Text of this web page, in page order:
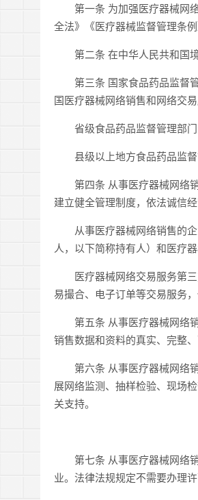
第一条 为加强医疗器械网络
全法》《医疗器械监督管理条
第二条 在中华人民共和国境
第三条 国家食品药品监督管
国医疗器械网络销售和网络交易
省级食品药品监督管理部门
县级以上地方食品药品监督
第四条 从事医疗器械网络销
建立健全管理制度，依法诚信
从事医疗器械网络销售的企
人，以下简称持有人）和医疗器
医疗器械网络交易服务第三
易撮合、电子订单等交易服务
第五条 从事医疗器械网络销
销售数据和资料的真实、完整、
第六条 从事医疗器械网络销
展网络监测、抽样检验、现场
关支持。
第七条 从事医疗器械网络销
业。法律法规规定不需要办理许